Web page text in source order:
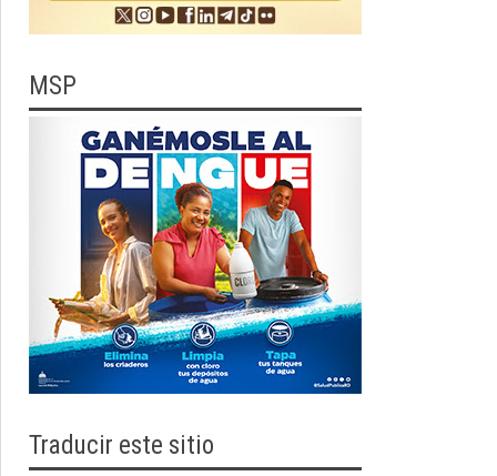
MSP
Traducir este sitio